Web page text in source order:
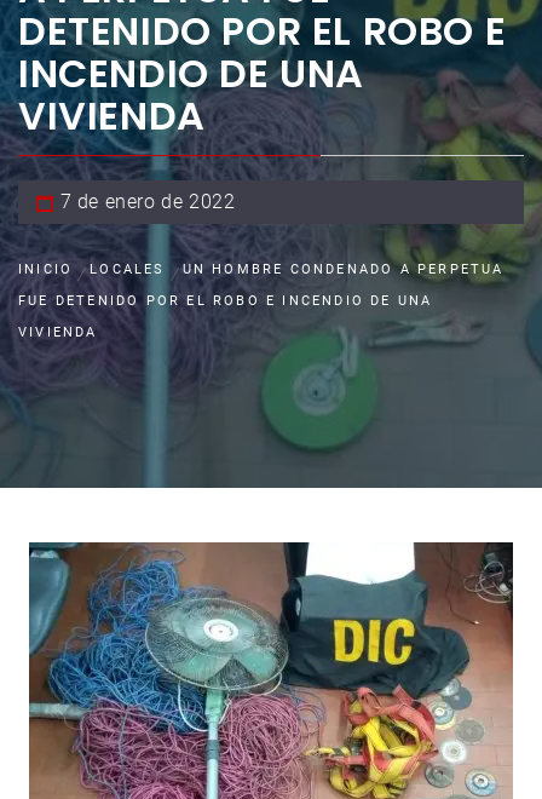
DETENIDO POR EL ROBO E
INCENDIO DE UNA
VIVIENDA
7 de enero de 2022
INICIO LOCALES
UN HOMBRE CONDENADO A PERPETUA
FUE DETENIDO POR EL ROBO E INCENDIO DE UNA
VIVIENDA